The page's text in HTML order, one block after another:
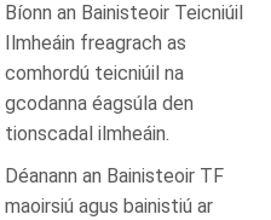
Bíonn an Bainisteoir Teicniúil
Ilmheáin freagrach as
comhordú teicniúil na
gcodanna éagsúla den
tionscadal ilmheáin.
Déanann an Bainisteoir TF
maoirsiú agus bainistiú ar